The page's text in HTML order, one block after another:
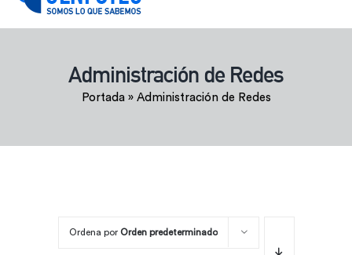
Comprar ahora
Administración de Redes
Portada» Administración de Redes
Ordena por Orden predeterminado